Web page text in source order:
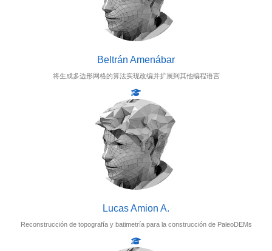
Beltrán Amenábar
将生成多边形网格的算法实现改编并扩展到其他编程语言
Lucas Amion A.
Reconstrucción de topografía y batimetría para la construcción de PaleoDEMs